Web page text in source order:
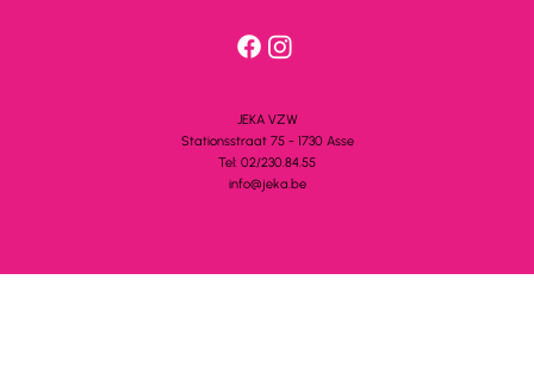
JEKA VZW
Stationsstraat 75 - 1730 Asse
Tel: 02/230.84.55
info@jeka.be